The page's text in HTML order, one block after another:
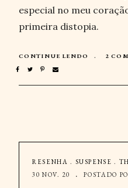
especial no meu
primeira distopia.
CONTINUE LENDO 2
RESENHA . SUSPENSE .
30 NOV. 20
POSTADO